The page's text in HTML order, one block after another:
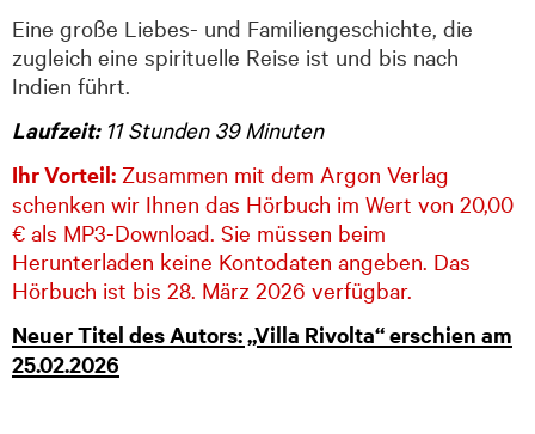
Eine große Liebes- und Familiengeschichte, die
zugleich eine spirituelle Reise ist und bis nach
Indien führt.
Laufzeit:11 Stunden 39 Minuten
Ihr Vorteil: Zusammen mit dem Argon Verlag
schenken wir Ihnen das Hörbuch im Wert von 20,00
€ als MP3-Download. Sie müssen beim
Herunterladen keine Kontodaten angeben. Das
Hörbuch ist bis 28. März 2026 verfügbar.
Neuer Titel des Autors: „Villa Rivolta“ erschien am
25.02.2026